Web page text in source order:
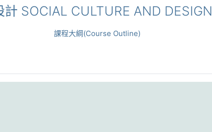
SOCIAL CULTURE AND DESIGN
課程大綱(Course Outline)